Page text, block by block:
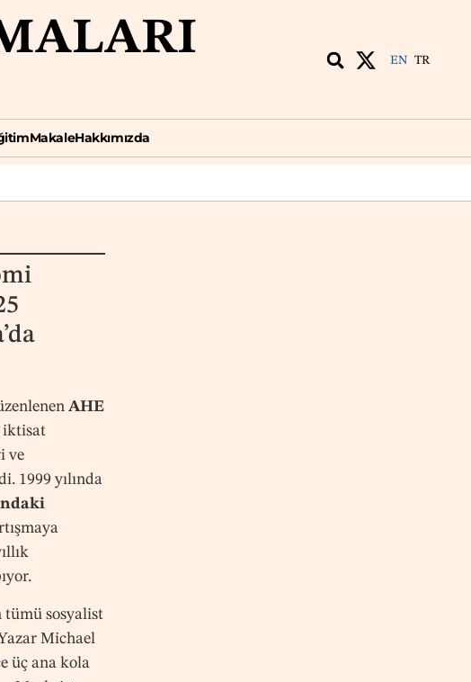
EN TR
MakaleHakkımızda
AHE
iktisat
ve
1999 yılında
tümü sosyalist
Michael
üç ana kola